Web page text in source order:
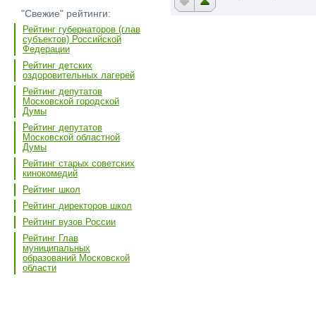
"Свежие" рейтинги:
Рейтинг губернаторов (глав
субъектов) Российской
Федерации
Рейтинг детских
оздоровительных лагерей
Рейтинг депутатов
Московской городской
Думы
Рейтинг депутатов
Московской областной
Думы
Рейтинг старых советских
кинокомедий
Рейтинг школ
Рейтинг директоров школ
Рейтинг вузов России
Рейтинг Глав
муниципальных
образований Московской
области